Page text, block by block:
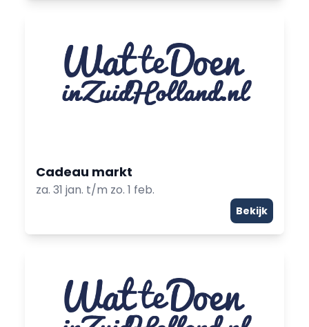
Cadeau markt
za. 31 jan. t/m zo. 1 feb.
Bekijk